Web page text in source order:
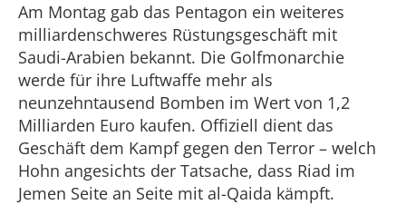
Am Montag gab das Pentagon ein weiteres
milliardenschweres Rüstungsgeschäft mit
Saudi-Arabien bekannt. Die Golfmonarchie
werde für ihre Luftwaffe mehr als
neunzehntausend Bomben im Wert von 1,2
Milliarden Euro kaufen. Offiziell dient das
Geschäft dem Kampf gegen den Terror – welch
Hohn angesichts der Tatsache, dass Riad im
Jemen Seite an Seite mit al-Qaida kämpft.